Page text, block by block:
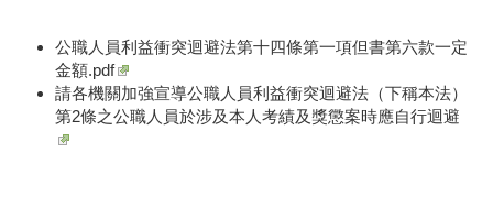
公職人員利益衝突迴避法第十四條第一項但書第六款一定
金額.pdf
請各機關加強宣導公職人員利益衝突迴避法（下稱本法）
第2條之公職人員於涉及本人考績及獎懲案時應自行迴避